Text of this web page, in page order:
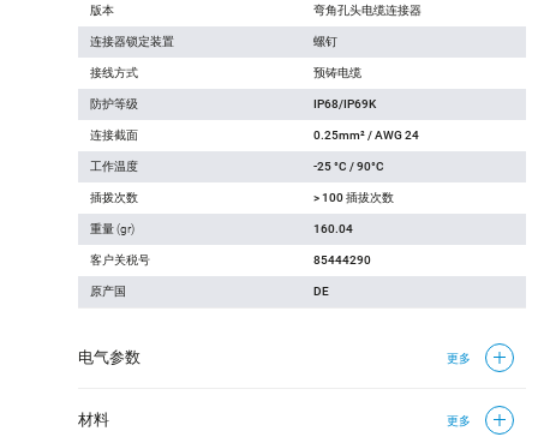
版本 弯角孔头电缆连接器
连接器锁定装置 螺钉
接线方式 预铸电缆
防护等级 IP68/IP69K
连接截面 0.25mm² / AWG 24
工作温度 -25 °C / 90°C
插拨次数 > 100 插拔次数
重量 (gr) 160.04
客户关税号 85444290
原产国 DE
电气参数 更多
材料 更多